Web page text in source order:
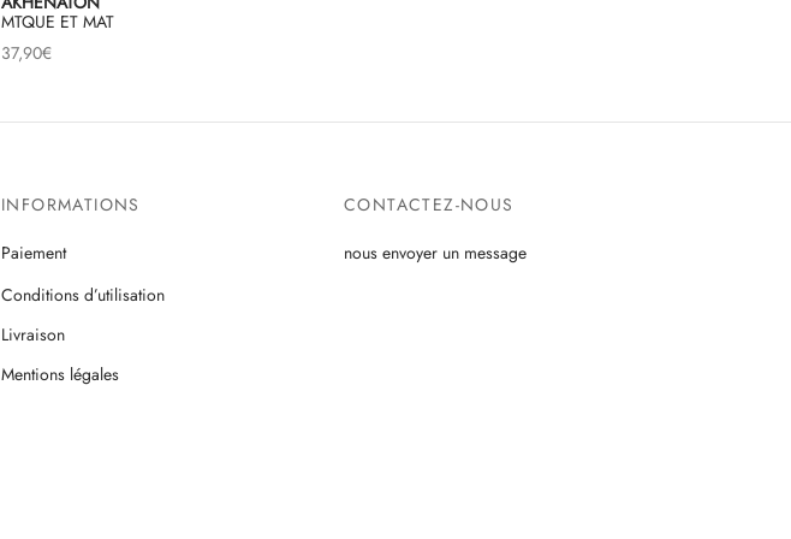
MTQUE ET MAT
37,90€
INFORMATIONS
Paiement
Conditions d’utilisation
Livraison
Mentions légales
CONTACTEZ-NOUS
nous envoyer un message